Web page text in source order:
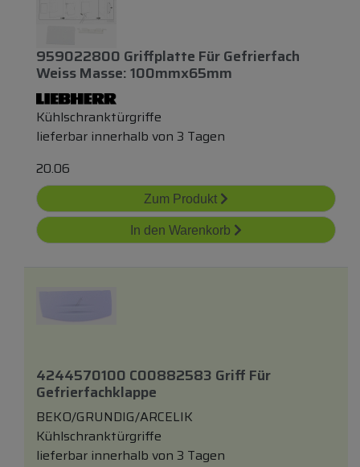
959022800 Griffplatte Für Gefrierfach
Weiss Masse: 100mmx65mm
Kühlschranktürgriffe
lieferbar innerhalb von 3 Tagen
20.06
Zum Produkt
In den Warenkorb
4244570100 C00882583 Griff Für
Gefrierfachklappe
BEKO/GRUNDIG/ARCELIK
Kühlschranktürgriffe
lieferbar innerhalb von 3 Tagen